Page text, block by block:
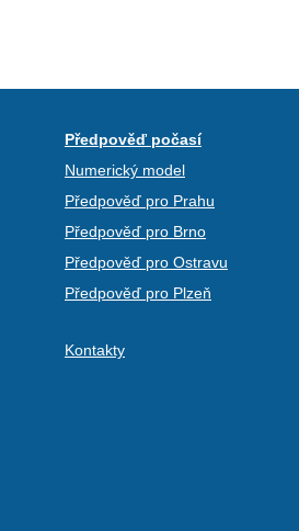
Předpověď počasí
Numerický model
Předpověď pro Prahu
Předpověď pro Brno
Předpověď pro Ostravu
Předpověď pro Plzeň
Kontakty